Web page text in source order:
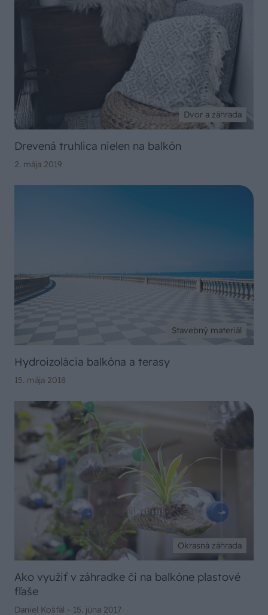
Dvor a záhrada
Drevená truhlica nielen na balkón
2. mája 2019
Stavebný materiál
Hydroizolácia balkóna a terasy
15. mája 2018
Okrasná záhrada
Ako využiť v záhradke či na balkóne plastové
fľaše
Daniel Košťál - 15. júna 2017